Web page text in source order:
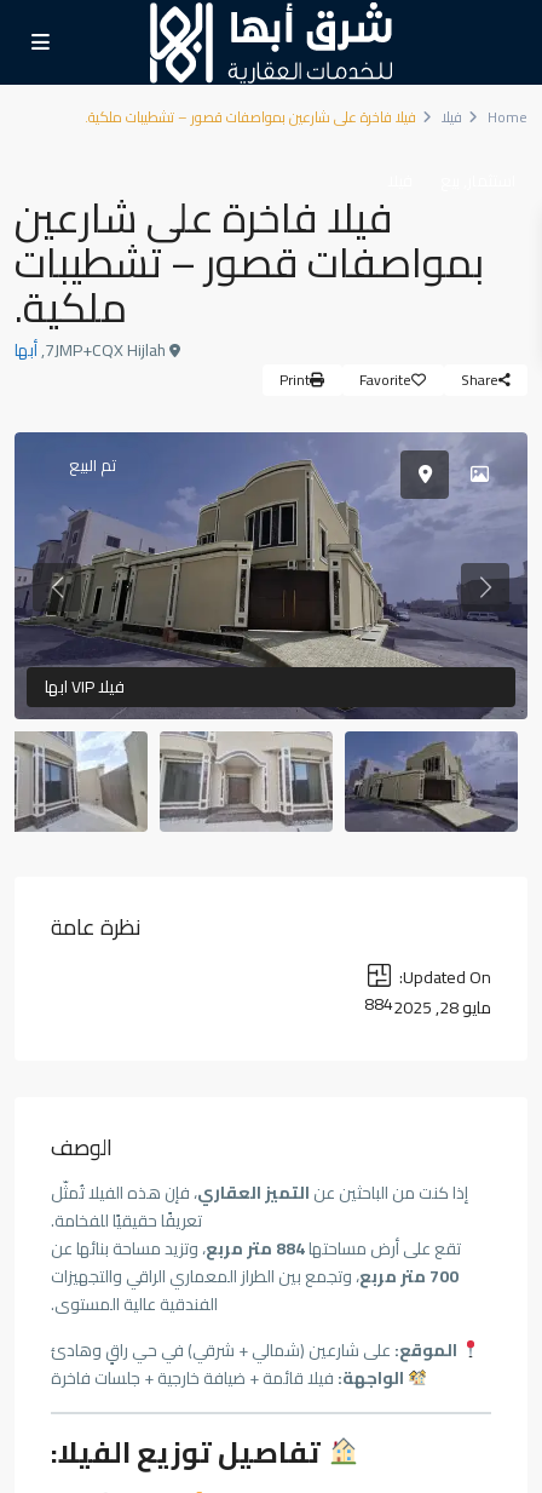
Home فيلا فيلا فاخرة على شارعين بمواصفات قصور – تشطيبات ملكية.
فيلا فاخرة على شارعين
بمواصفات قصور – تشطيبات
ملكية.
أبها
Share
Favorite
Print
تم البيع
فيلا VIP ابها
Previous
نظرة عامة
Updated On:
مايو 28, 2025
884
الوصف
إذا كنت من الباحثين عنالتميز العقاري، فإن هذه الفيلا تُمثّل
تعريفًا حقيقيًا للفخامة.
تقع على أرض مساحتها884 متر مربع
، وتزيد مساحة بنائها عن
700 متر مربع
، وتجمع بين الطراز المعماري الراقي والتجهيزات
الفندقية عالية المستوى.
الموقع:على شارعين (شمالي + شرقي) في حي راقٍ وهادئ
الواجهة:فيلا قائمة + ضيافة خارجية + جلسات فاخرة
تفاصيل توزيع الفيلا: